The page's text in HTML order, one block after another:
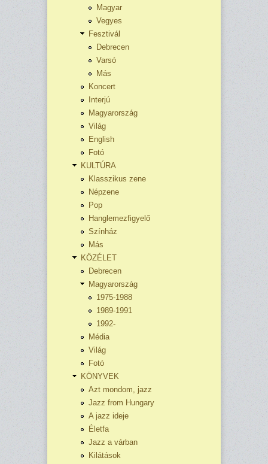
Magyar
Vegyes
Fesztivál
Debrecen
Varsó
Más
Koncert
Interjú
Magyarország
Világ
English
Fotó
KULTÚRA
Klasszikus zene
Népzene
Pop
Hanglemezfigyelő
Színház
Más
KÖZÉLET
Debrecen
Magyarország
1975-1988
1989-1991
1992-
Média
Világ
Fotó
KÖNYVEK
Azt mondom, jazz
Jazz from Hungary
A jazz ideje
Életfa
Jazz a várban
Kilátások